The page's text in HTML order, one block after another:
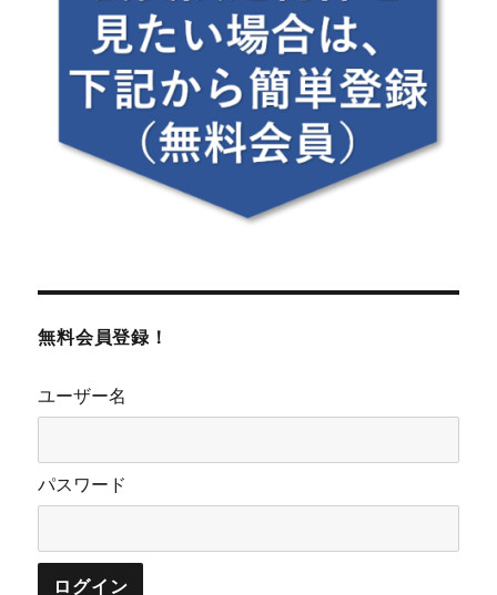
無料会員登録！
ユーザー名
パスワード